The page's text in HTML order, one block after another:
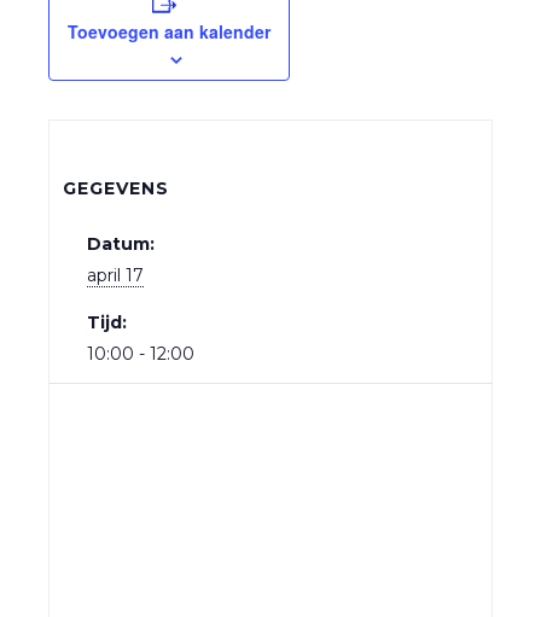
Toevoegen aan kalender
GEGEVENS
Datum:
april 17
Tijd:
10:00 - 12:00